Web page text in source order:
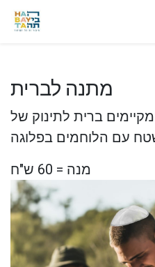
מתנה לברית
ברית לתינוק של
מנה = 60 ש"ח